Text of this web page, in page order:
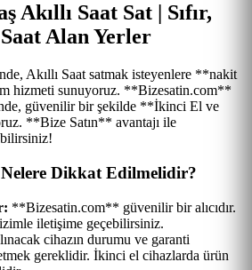
Akıllı Saat Sat | Sıfır,
Alan Yerler
Akıllı Saat satmak isteyenlere **nakit
hizmeti sunuyoruz. **Bizesatin.com**
güvenilir bir şekilde **İkinci El ve
**Bize Satın** avantajı ile
Nelere Dikkat Edilmelidir?
**Bizesatin.com** güvenilir bir alıcıdır.
iletişime geçebilirsiniz.
cihazın durumu ve garanti
gereklidir. İkinci el cihazlarda ürün